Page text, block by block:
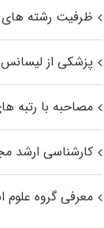
ظرفیت رشته های
پزشکی از لیسانس
مصاحبه با رتبه
کارشناسی ارشد
معرفی گروه علوم